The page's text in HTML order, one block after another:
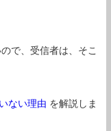
で、受信者は、そこ
ない理由 を解説しま